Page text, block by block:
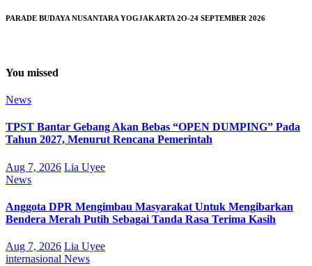
PARADE BUDAYA NUSANTARA YOGJAKARTA 2O-24 SEPTEMBER 2026
You missed
News
TPST Bantar Gebang Akan Bebas “OPEN DUMPING” Pada
Tahun 2027, Menurut Rencana Pemerintah
Aug 7, 2026 Lia Uyee
News
Anggota DPR Mengimbau Masyarakat Untuk Mengibarkan
Bendera Merah Putih Sebagai Tanda Rasa Terima Kasih
Aug 7, 2026 Lia Uyee
internasional News